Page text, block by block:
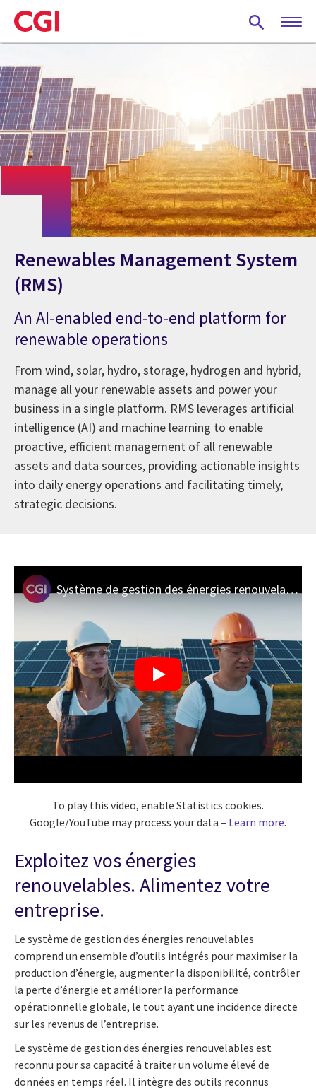
Skip
to
main
Renewables Management System
(RMS)
An AI-enabled end-to-end platform for
renewable operations
From wind, solar, hydro, storage, hydrogen and hybrid,
manage all your renewable assets and power your
business in a single platform. RMS leverages artificial
intelligence (AI) and machine learning to enable
proactive, efficient management of all renewable
assets and data sources, providing actionable insights
into daily energy operations and facilitating timely,
strategic decisions.
Système de gestion des énergies renouvelables de CGI
To play this video, enable Statistics cookies.
Google/YouTube may process your data – Learn more.
Exploitez vos énergies
renouvelables. Alimentez votre
entreprise.
Le système de gestion des énergies renouvelables
comprend un ensemble d’outils intégrés pour maximiser la
production d’énergie, augmenter la disponibilité, contrôler
la perte d’énergie et améliorer la performance
opérationnelle globale, le tout ayant une incidence directe
sur les revenus de l’entreprise.
Le système de gestion des énergies renouvelables est
reconnu pour sa capacité à traiter un volume élevé de
données en temps réel. Il intègre des outils reconnus